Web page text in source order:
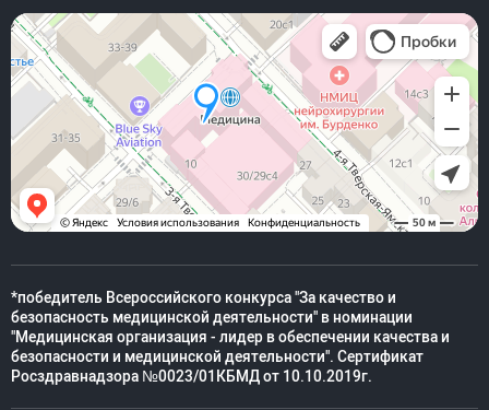
*победитель Всероссийского конкурса "За качество и
безопасность медицинской деятельности" в номинации
"Медицинская организация - лидер в обеспечении качества и
безопасности и медицинской деятельности". Сертификат
Росздравнадзора №0023/01КБМД от 10.10.2019г.